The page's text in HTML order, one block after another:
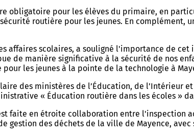
obligatoire pour les élèves du primaire, en
routière pour les jeunes. En
affaires scolaires, a souligné l'importance de
de manière significative à la sécurité de nos
les jeunes à la pointe de la technologie à
des ministères de l’Éducation, de l’Intérieur
« Éducation routière dans les écoles »
faite en étroite collaboration entre l'inspection
gestion des déchets de la ville de Mayence,